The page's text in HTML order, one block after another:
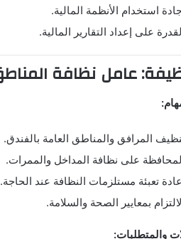
استخدام الأنظمة المالية.
على إعداد التقارير المالية.
المرافق والمناطق العامة بالفندق.
على نظافة المداخل والممرات.
تعبئة مستلزمات النظافة عند الحاجة.
بمعايير الصحة والسلامة.
والمتطلبات: